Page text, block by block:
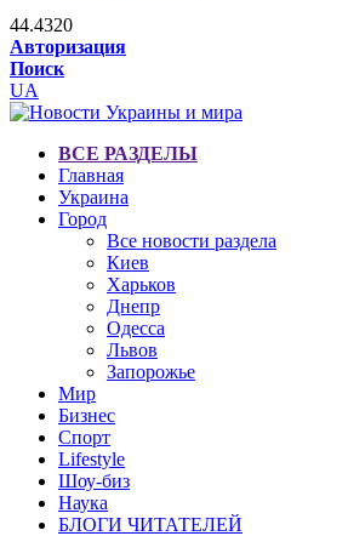
44.4320
Авторизация
Поиск
UA
ВСЕ РАЗДЕЛЫ
Главная
Украина
Город
Все новости раздела
Киев
Харьков
Днепр
Одесса
Львов
Запорожье
Мир
Бизнес
Спорт
Lifestyle
Шоу-биз
Наука
БЛОГИ ЧИТАТЕЛЕЙ